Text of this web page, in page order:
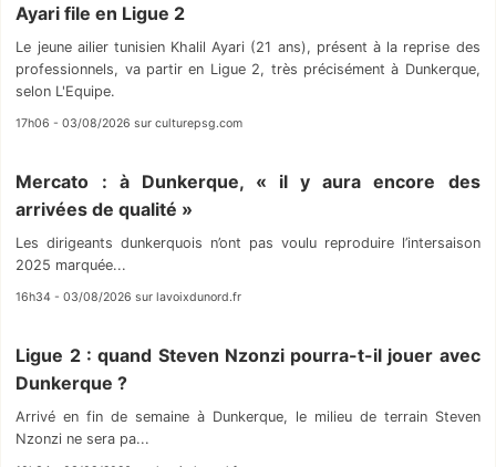
Ayari file en Ligue 2
Le jeune ailier tunisien Khalil Ayari (21 ans), présent à la reprise des
professionnels, va partir en Ligue 2, très précisément à Dunkerque,
selon L'Equipe.
17h06 - 03/08/2026 sur culturepsg.com
Mercato : à Dunkerque, « il y aura encore des
arrivées de qualité »
Les dirigeants dunkerquois n’ont pas voulu reproduire l’intersaison
2025 marquée...
16h34 - 03/08/2026 sur lavoixdunord.fr
Ligue 2 : quand Steven Nzonzi pourra-t-il jouer avec
Dunkerque ?
Arrivé en fin de semaine à Dunkerque, le milieu de terrain Steven
Nzonzi ne sera pa...